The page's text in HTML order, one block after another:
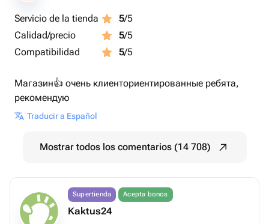
Servicio de la tienda 5/5
Calidad/precio
5/5
Compatibilidad
5/5
Магазин👍 очень клиенториентированные ребята,
рекомендую
Traducir a Español
Mostrar todos los comentarios (14 708)
Supertienda Acepta bonos
Kaktus24